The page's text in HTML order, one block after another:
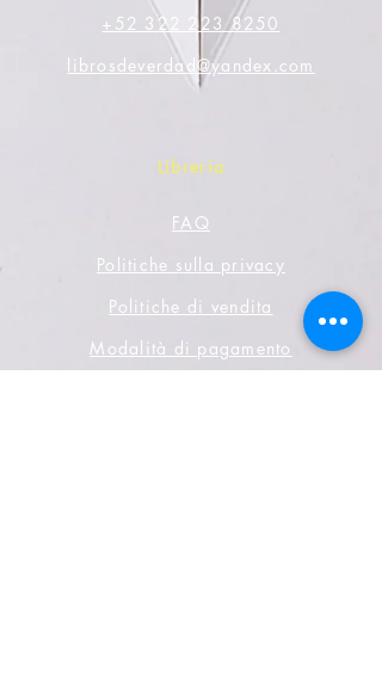
+52 322 223 8250
librosdeverdad@yandex.com
Libreria
FAQ
Politiche sulla privacy
Politiche di vendita
Modalità di pagamento